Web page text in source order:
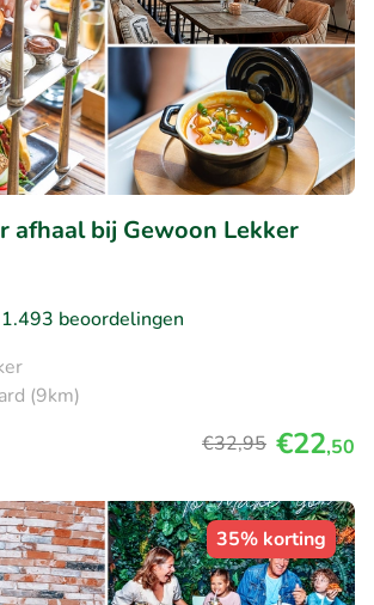
afhaal bij Gewoon Lekker
beoordelingen
(9km)
€32,95 €22,50
35% korting